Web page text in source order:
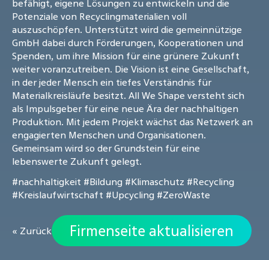
befähigt, eigene Lösungen zu entwickeln und die
Potenziale von Recyclingmaterialien voll
auszuschöpfen. Unterstützt wird die gemeinnützige
GmbH dabei durch Förderungen, Kooperationen und
Spenden, um ihre Mission für eine grünere Zukunft
weiter voranzutreiben. Die Vision ist eine Gesellschaft,
in der jeder Mensch ein tiefes Verständnis für
Materialkreisläufe besitzt. All We Shape versteht sich
als Impulsgeber für eine neue Ära der nachhaltigen
Produktion. Mit jedem Projekt wächst das Netzwerk an
engagierten Menschen und Organisationen.
Gemeinsam wird so der Grundstein für eine
lebenswerte Zukunft gelegt.
#nachhaltigkeit #Bildung #Klimaschutz #Recycling
#Kreislaufwirtschaft #Upcycling #ZeroWaste
« Zurück Firmenseite aktualisieren